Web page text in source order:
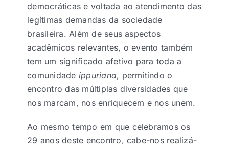
democráticas e voltada ao atendimento das
legítimas demandas da sociedade
brasileira. Além de seus aspectos
acadêmicos relevantes, o evento também
tem um significado afetivo para toda a
comunidade ippuriana, permitindo o
encontro das múltiplas diversidades que
nos marcam, nos enriquecem e nos unem.
Ao mesmo tempo em que celebramos os
29 anos deste encontro, cabe-nos realizá-